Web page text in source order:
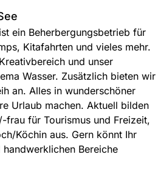
ein Beherbergungsbetrieb für
Kitafahrten und vieles mehr.
und unser
Wasser. Zusätzlich bieten wir
an. Alles in wunderschöner
Urlaub machen. Aktuell bilden
frau für Tourismus und Freizeit,
Köchin aus. Gern könnt Ihr
Bereiche